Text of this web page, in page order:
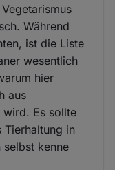
Während
ist die Liste
wesentlich
hier
aus
wird. Es sollte
Tierhaltung in
kenne